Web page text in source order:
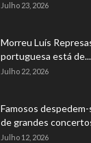
Julho 23, 2026
Morreu Luís
portuguesa está de...
Julho 22, 2026
Famosos
de grandes
Julho 12, 2026